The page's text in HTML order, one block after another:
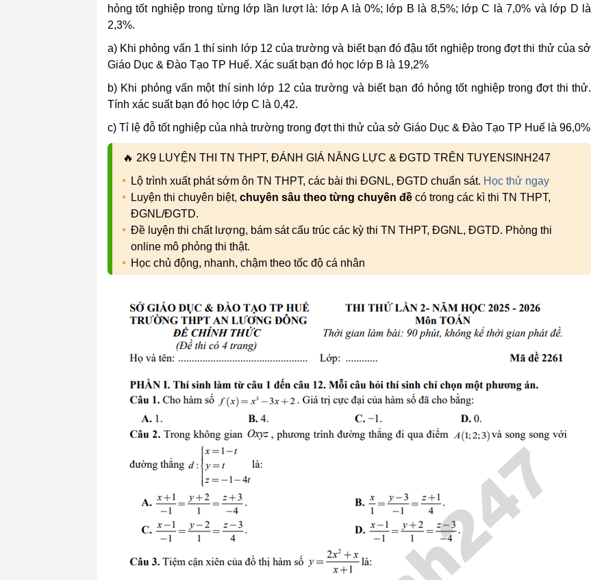
hỏng tốt nghiệp trong từng lớp lần lượt là: lớp A là 0%; lớp B là 8,5%; lớp C là 7,0% và lớp D là
2,3%.
a) Khi phỏng vấn 1 thí sinh lớp 12 của trường và biết bạn đó đậu tốt nghiệp trong đợt thi thử của sở
Giáo Dục & Đào Tạo TP Huế. Xác suất bạn đó học lớp B là 19,2%
b) Khi phỏng vấn một thí sinh lớp 12 của trường và biết bạn đó hỏng tốt nghiệp trong đợt thi thử.
Tính xác suất bạn đó học lớp C là 0,42.
c) Tỉ lệ đỗ tốt nghiệp của nhà trường trong đợt thi thử của sở Giáo Dục & Đào Tạo TP Huế là 96,0%
🔥 2K9 LUYỆN THI TN THPT, ĐÁNH GIÁ NĂNG LỰC & ĐGTD TRÊN TUYENSINH247
Lộ trình xuất phát sớm ôn TN THPT, các bài thi ĐGNL, ĐGTD chuẩn sát. Học thử ngay
Luyện thi chuyên biệt, chuyên sâu theo từng chuyên đề có trong các kì thi TN THPT,
ĐGNL/ĐGTD.
Đề luyện thi chất lượng, bám sát cấu trúc các kỳ thi TN THPT, ĐGNL, ĐGTD. Phòng thi
online mô phỏng thi thật.
Học chủ động, nhanh, chậm theo tốc độ cá nhân